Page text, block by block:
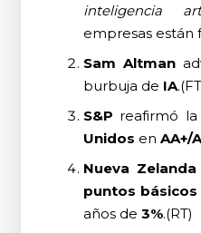
inteligencia
empresas están
Sam Altman
burbuja de IA
S&P reafirmó
Unidos en AA+/
Nueva Zelanda
puntos básicos
años de 3%.(RT)